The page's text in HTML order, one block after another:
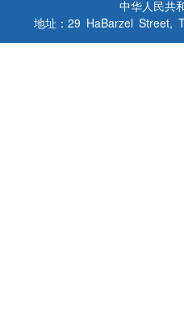
中华人民共
地址：29 HaBarzel Street,